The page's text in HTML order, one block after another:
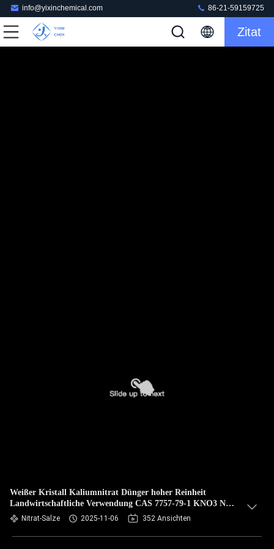
info@yixinchemical.com 86-21-59159725
Zitat
Weißer Kristall Kaliumnitrat Dünger hoher Reinheit
Landwirtschaftliche Verwendung CAS 7757-79-1 KNO3 NOP
Dünger
Nitrat-Salze 2025-11-06 352 Ansichten